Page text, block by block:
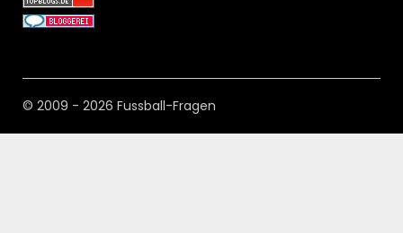
© 2009 - 2026 Fussball-Fragen